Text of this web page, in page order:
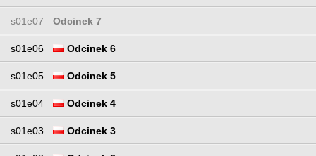
s01e07 Odcinek 7
s01e06 Odcinek 6
s01e05 Odcinek 5
s01e04 Odcinek 4
s01e03 Odcinek 3